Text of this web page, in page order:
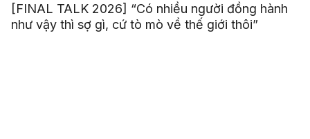
[FINAL TALK 2026] “Có nhiều người đồng hành
như vậy thì sợ gì, cứ tò mò về thế giới thôi”